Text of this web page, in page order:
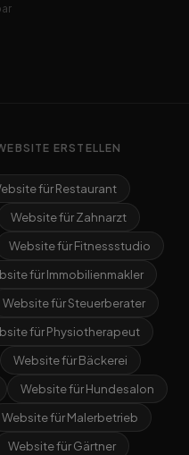
ERSTELLEN
für Restaurant
Website für Zahnarzt
Website für Fitnessstudio
für Immobilienmakler
Website für Steuerberater
für Physiotherapeut
Website für Bäckerei
Website für Hundesalon
Website für Malerbetrieb
Website für Gärtner